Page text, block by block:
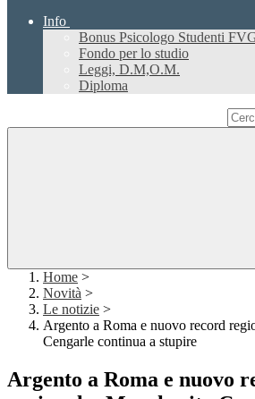
Info
Bonus Psicologo Studenti
Fondo per lo studio
Leggi, D.M,O.M.
Diploma
Home >
Novità >
Le notizie >
Argento a Roma e nuovo record
Cengarle continua a stupire
Argento a Roma e nuovo